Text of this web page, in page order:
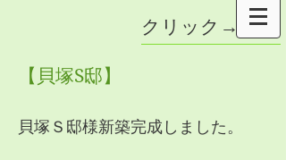
クリック→
【貝塚S邸】
貝塚Ｓ邸様新築完成しました。